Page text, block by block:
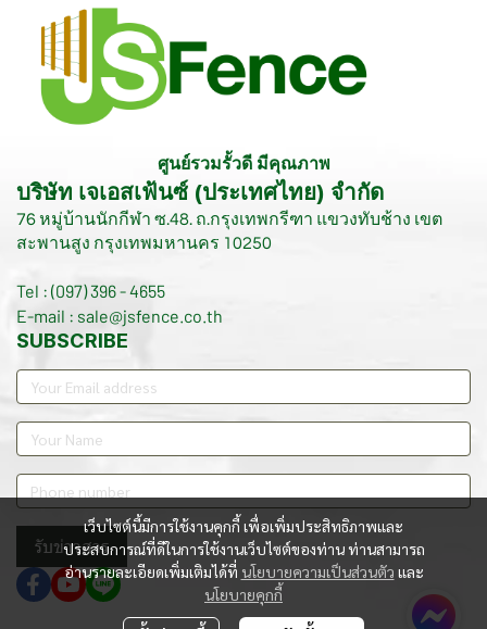
เว็บไซต์นี้มีการใช้งานคุกกี้ เพื่อเพิ่มประสิทธิภาพและ
ประสบการณ์ที่ดีในการใช้งานเว็บไซต์ของท่าน ท่านสามารถ
อ่านรายละเอียดเพิ่มเติมได้ที่ นโยบายความเป็นส่วนตัว และ
นโยบายคุกกี้
ศูนย์รวมรั้วดี มีคุณภาพ
บริษัท เจเอสเฟ้นซ์ (ประเทศไทย) จำกัด
76 หมู่บ้านนักกีฬา ซ.48. ถ.กรุงเทพกรีฑา แขวงทับช้าง เขต
สะพานสูง กรุงเทพมหานคร 10250
Tel : (097) 396 - 4655
E-mail : sale@jsfence.co.th
SUBSCRIBE
รับข่าวสาร